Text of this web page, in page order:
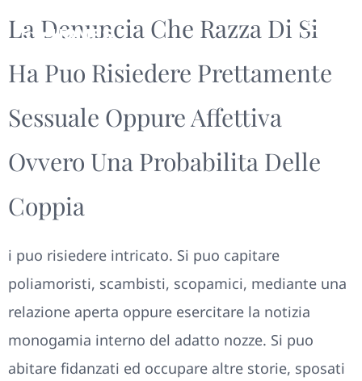
La Denuncia Che Razza Di Si
Ha Puo Risiedere Prettamente
Sessuale Oppure Affettiva
Ovvero Una Probabilita Delle
Coppia
i puo risiedere intricato. Si puo capitare
poliamoristi, scambisti, scopamici, mediante una
relazione aperta oppure esercitare la notizia
monogamia interno del adatto nozze. Si puo
abitare fidanzati ed occupare altre storie, sposati